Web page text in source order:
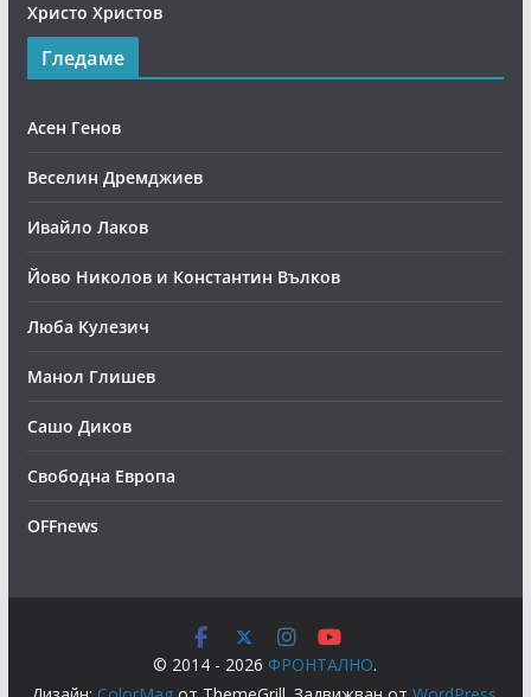
Христо Христов
Гледаме
Асен Генов
Веселин Дремджиев
Ивайло Лаков
Йово Николов и Константин Вълков
Люба Кулезич
Манол Глишев
Сашо Диков
Свободна Европа
OFFnews
© 2014 - 2026 ФРОНТАЛНО.